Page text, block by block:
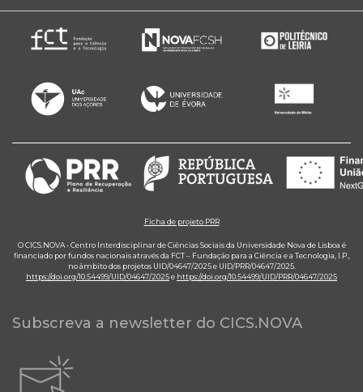
Ficha de projeto PRR
O CICS.NOVA - Centro Interdisciplinar de Ciências Sociais da Universidade Nova de Lisboa é
financiado por fundos nacionais através da FCT – Fundação para a Ciência e a Tecnologia, I.P.,
no âmbito dos projetos UID/04647/2025 e UID/PRR/04647/2025.
https://doi.org/10.54499/UID/04647/2025e https://doi.org/10.54499/UID/PRR/04647/2025
Subscreva a newsletter do CICS.NOVA